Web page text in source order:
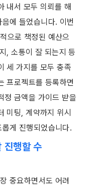
내서 모두 의뢰를 해
에 들었습니다. 이번
으로 책정된 예산으
, 소통이 잘 되는지 등
세 가지를 모두 충족
프로젝트를 등록하면
정 금액을 가이드 받을
미팅, 계약까지 위시
게 진행되었습니다.
진행할 수
중요하면서도 어려